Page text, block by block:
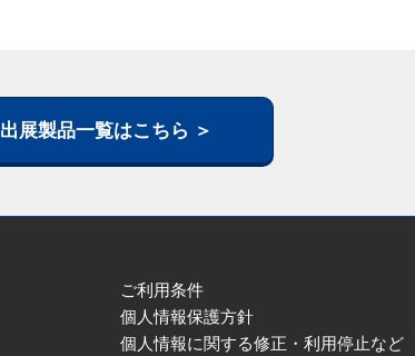
出展製品一覧はこちら ＞
ご利用条件
個人情報保護方針
個人情報に関する修正・利用停止など